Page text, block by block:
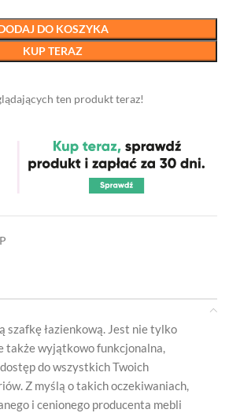
DO KOSZYKA
KUP TERAZ
ten produkt teraz!
szafkę łazienkową. Jest nie tylko
także wyjątkowo funkcjonalna,
do wszystkich Twoich
Z myślą o takich oczekiwaniach,
i cenionego producenta mebli